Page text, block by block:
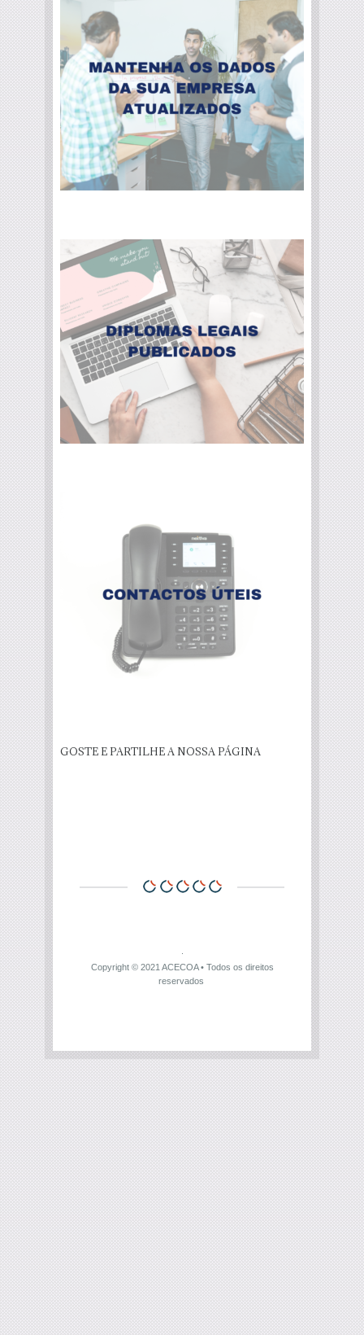
GOSTE E PARTILHE A NOSSA PÁGINA
Copyright © 2021 ACECOA• Todos os direitos
reservados